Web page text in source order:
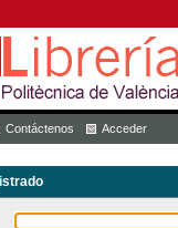
Contáctenos Acceder